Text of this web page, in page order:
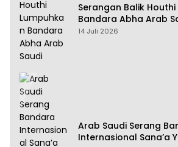
Serangan Balik
Bandara Abha Arab
14 Juli 2026
Arab Saudi Serang
Internasional Sana’a